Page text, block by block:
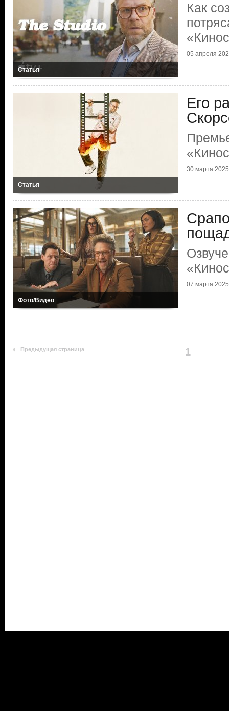
Статья
Как
05 апреля
Статья
Его
30 марта 2025
Фото/Видео
07 марта 2025
Предыдущая страница 1